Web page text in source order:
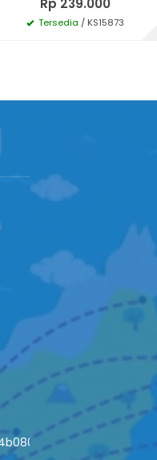
Rp 239.000
Tersedia / KS15873